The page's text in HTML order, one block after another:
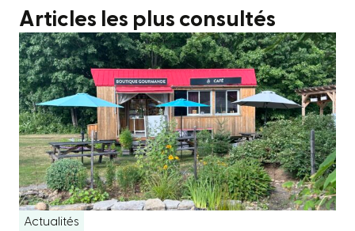
Articles les plus consultés
Actualités